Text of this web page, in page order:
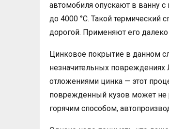
автомобиля опускают в ванну
до 4000 °C. Такой термический
дорогой. Применяют его
Цинковое покрытие в данном
незначительных повреждениях
отложениями цинка — этот
поврежденный кузов может не
горячим способом,